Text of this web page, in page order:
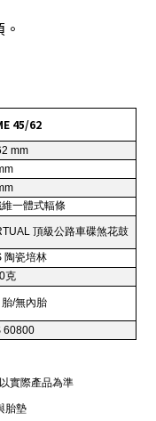
45/62
mm
一體式輻條
頂級公路車碟煞花鼓
陶瓷培林
克
/無內胎
60800
實際產品為準
胎墊